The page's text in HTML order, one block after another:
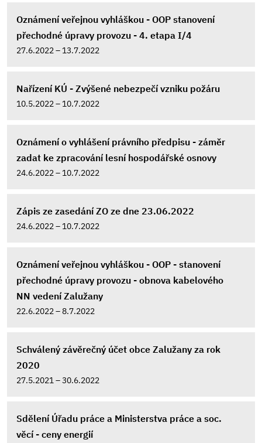
Oznámení veřejnou vyhláškou - OOP stanovení
přechodné úpravy provozu - 4. etapa I/4
27.6.2022 – 13.7.2022
Nařízení KÚ - Zvýšené nebezpečí vzniku požáru
10.5.2022 – 10.7.2022
Oznámení o vyhlášení právního předpisu - záměr
zadat ke zpracování lesní hospodářské osnovy
24.6.2022 – 10.7.2022
Zápis ze zasedání ZO ze dne 23.06.2022
24.6.2022 – 10.7.2022
Oznámení veřejnou vyhláškou - OOP - stanovení
přechodné úpravy provozu - obnova kabelového
NN vedení Zalužany
22.6.2022 – 8.7.2022
Schválený závěrečný účet obce Zalužany za rok
2020
27.5.2021 – 30.6.2022
Sdělení Úřadu práce a Ministerstva práce a soc.
věcí - ceny energií